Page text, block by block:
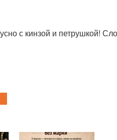
с кинзой и петрушкой!